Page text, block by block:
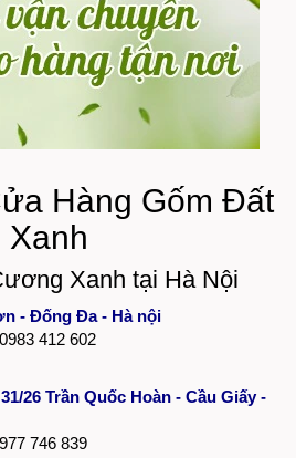
Hàng Gốm Đất
Xanh
Xanh tại Hà Nội
- Đống Đa - Hà nội
412 602
26 Trần Quốc Hoàn - Cầu Giấy -
746 839